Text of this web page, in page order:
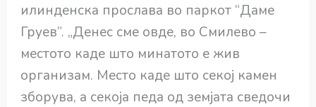
илинденска прослава во паркот “Даме
Груев”. „Денес сме овде, во Смилево –
местото каде што минатото е жив
организам. Место каде што секој камен
зборува, а секоја педа од земјата сведочи